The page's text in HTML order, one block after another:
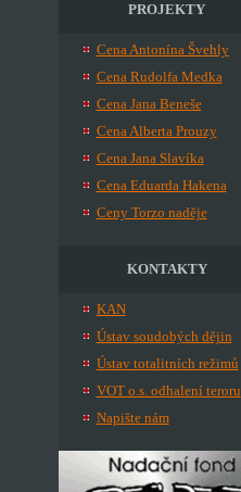
PROJEKTY
Cena Antonína Švehly
Cena Rudolfa Medka
Cena Jana Beneše
Cena Alberta Prouzy
Cena Jana Slavíka
Cena Eduarda Hakena
Ceny Torzo naděje
KONTAKTY
KAN
Ústav soudobých dějin
Ústav totalitních režimů
VOT o.s. odhalení teroru
Napište nám